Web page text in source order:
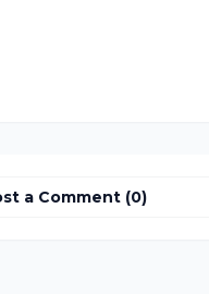
a Comment (0)